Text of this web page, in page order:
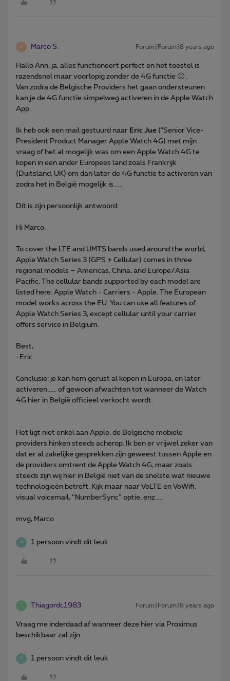
M Marco S. Forum|Forum|8 years ago
Hallo Ann, ja, alles functioneert perfect en het toestel is
razendsnel maar voorlopig zonder de 4G functie 🙂 .
Van zodra de Belgische Providers het gaan ondersteunen
kan je de 4G functie simpelweg activeren in de Apple Watch
App.
Ik heb ook een mail gestuurd naar Eric Jue ("Senior Vice-
President Product Manager Apple Watch 4G) met mijn
vraag of het al mogelijk was om een Apple Watch 4G te
kopen in een ander Europees land zoals Frankrijk
(Duitsland, UK) om dan later de 4G functie te activeren van
zodra het in België mogelijk is......
Dit is zijn persoonlijk antwoord:
Hi Marco,
To cover the LTE and UMTS bands used around the world,
Apple Watch Series 3 (GPS + Cellular) comes in three
regional models – Americas, China, and Europe/Asia
Pacific. The cellular bands supported by each model are
listed here: Apple Watch - Carriers - Apple. The European
model works across the EU. You can use all features of
Apple Watch Series 3, except cellular until your carrier
offers service in Belgium.
Best,
-Eric
Conclusie: je kan hem gerust al kopen in Europa, en later
activeren...... of gewoon afwachten tot wanneer de Watch
4G hier in België officieel verkocht wordt.
Het ligt niet enkel aan Apple, de Belgische mobiele
providers hinken steeds acherop. Ik ben er vrijwel zeker van
dat er al zakelijke gesprekken zijn geweest tussen Apple en
de providers omtrent de Apple Watch 4G, maar zoals
steeds zijn wij hier in België niet van de snelste wat nieuwe
technologieën betreft. Kijk maar naar VoLTE en VoWifi,
visual voicemail, “NumberSync” optie, enz.....
mvg, Marco
A 1 persoon vindt dit leuk
Thiagordc1983 Forum|Forum|8 years ago
Vraag me inderdaad af wanneer deze hier via Proximus
beschikbaar zal zijn.
A 1 persoon vindt dit leuk